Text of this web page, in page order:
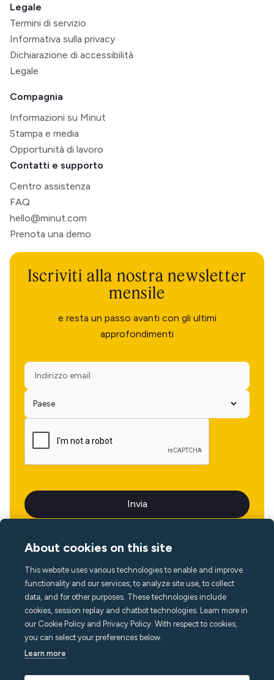
Legale
Termini di servizio
Informativa sulla privacy
Dichiarazione di accessibilità
Legale
Compagnia
Informazioni su Minut
Stampa e media
Opportunità di lavoro
Contatti e supporto
Centro assistenza
FAQ
hello@minut.com
Prenota una demo
Iscriviti alla nostra newsletter
mensile
e resta un passo avanti con gli ultimi
approfondimenti
Lingua
About cookies on this site
This website uses various technologies to enable and improve
functionality and our services, to analyze site use, to collect
data, and for other purposes. These technologies include
cookies, session replay and chatbot technologies. Learn more in
our Cookie Policy and Privacy Policy. With respect to cookies,
you can select your preferences below.
Learn more